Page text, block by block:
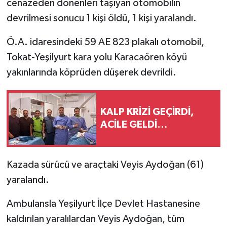
cenazeden dönenleri taşıyan otomobilin
devrilmesi sonucu 1 kişi öldü, 1 kişi yaralandı.
Ö.A. idaresindeki 59 AE 823 plakalı otomobil,
Tokat-Yeşilyurt kara yolu Karacaören köyü
yakınlarında köprüden düşerek devrildi.
KALP KRİZİ GEÇİRDİ,
ACİLE GELDİ…
Kazada sürücü ve araçtaki Veyis Aydoğan (61)
yaralandı.
Ambulansla Yeşilyurt İlçe Devlet Hastanesine
kaldırılan yaralılardan Veyis Aydoğan, tüm